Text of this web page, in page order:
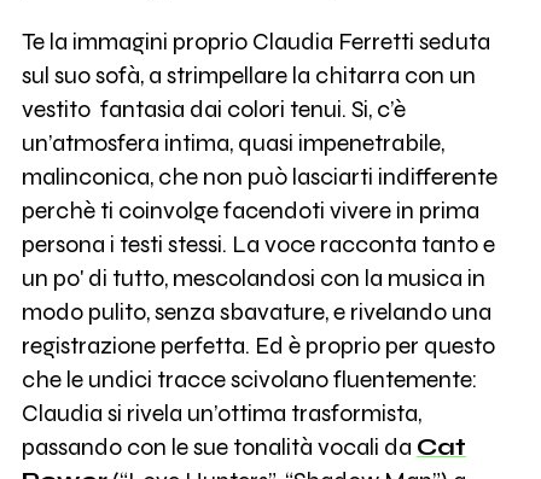
Te la immagini proprio Claudia Ferretti seduta
sul suo sofà, a strimpellare la chitarra con un
vestito fantasia dai colori tenui. Si, c’è
un’atmosfera intima, quasi impenetrabile,
malinconica, che non può lasciarti indifferente
perchè ti coinvolge facendoti vivere in prima
persona i testi stessi. La voce racconta tanto e
un po' di tutto, mescolandosi con la musica in
modo pulito, senza sbavature, e rivelando una
registrazione perfetta. Ed è proprio per questo
che le undici tracce scivolano fluentemente:
Claudia si rivela un’ottima trasformista,
passando con le sue tonalità vocali da Cat